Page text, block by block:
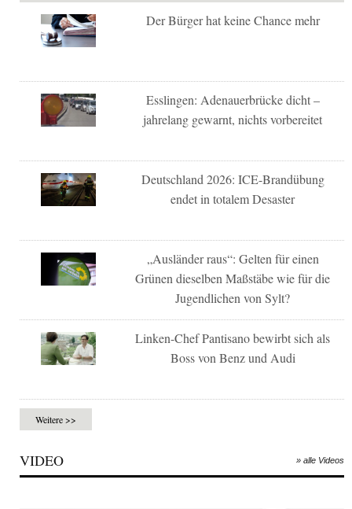
Der Bürger hat keine Chance mehr
Esslingen: Adenauerbrücke dicht –
jahrelang gewarnt, nichts vorbereitet
Deutschland 2026: ICE-Brandübung
endet in totalem Desaster
„Ausländer raus“: Gelten für einen
Grünen dieselben Maßstäbe wie für die
Jugendlichen von Sylt?
Linken-Chef Pantisano bewirbt sich als
Boss von Benz und Audi
Weitere >>
VIDEO » alle Videos